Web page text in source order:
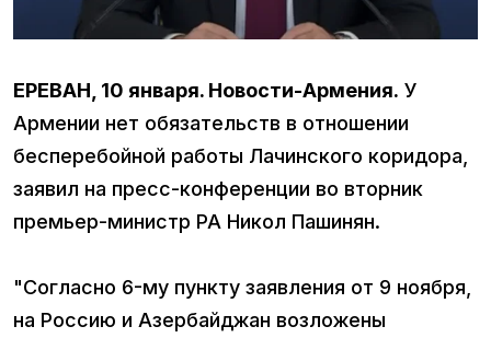
ЕРЕВАН, 10 января. Новости-Армения. У
Армении нет обязательств в отношении
бесперебойной работы Лачинского коридора,
заявил на пресс-конференции во вторник
премьер-министр РА Никол Пашинян.
"Согласно 6-му пункту заявления от 9 ноября,
на Россию и Азербайджан возложены